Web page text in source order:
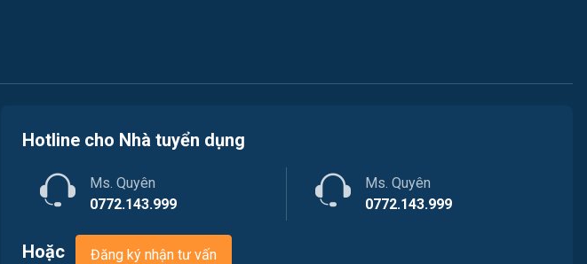
Nông - Lâm - Thủy Sản
Việc làm Bạch Đằng
Việc làm Lưu Kiếm
Việc làm Lê Ích Mộc
Hotline cho Nhà tuyển dụng
Ms. Quyên
0772.143.999
Ms. Quyên
0772.143.999
Hoặc Đăng ký nhận tư vấn